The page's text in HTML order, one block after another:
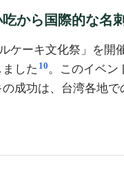
から国際的な名
ケーキ文化祭」を
した 10。このイベン
成功は、台湾各地